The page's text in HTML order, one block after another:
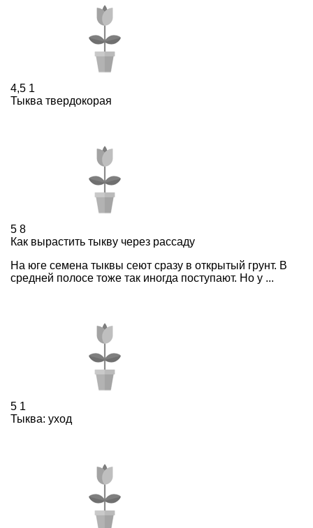
4,5 1
Тыква твердокорая
5 8
Как вырастить тыкву через рассаду
На юге семена тыквы сеют сразу в открытый грунт. В
средней полосе тоже так иногда поступают. Но у ...
5 1
Тыква: уход